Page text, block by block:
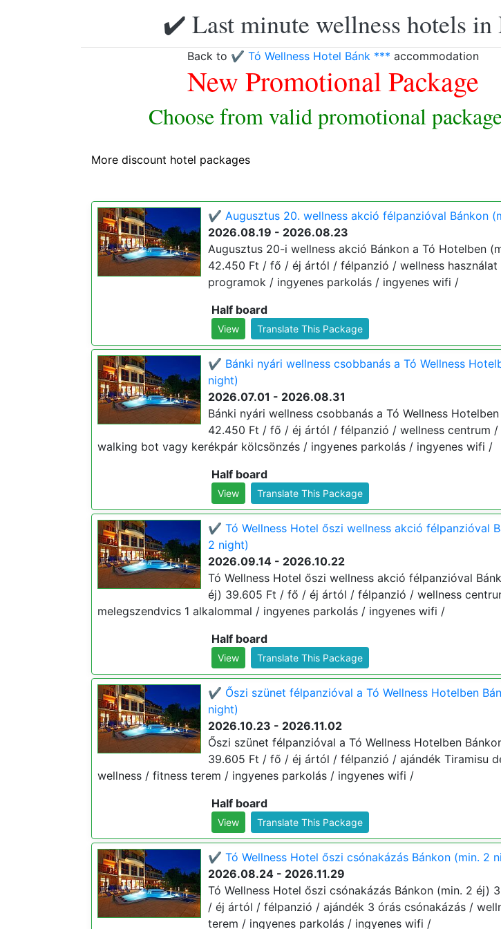
✔️ Last minute wellness hotels in
Back to ✔️ Tó Wellness Hotel Bánk *** accommodation
New Promotional Package
Choose from valid promotional
More discount hotel packages
✔️ Augusztus 20. wellness akció félpanzióval Bánkon
2026.08.19 - 2026.08.23
Augusztus 20-i wellness akció Bánkon a Tó Hotelben
42.450 Ft / fő / éj ártól / félpanzió / wellness használat
programok / ingyenes parkolás / ingyenes wifi /
Half board
View Translate This Package
✔️ Bánki nyári wellness csobbanás a Tó Wellness
night)
2026.07.01 - 2026.08.31
Bánki nyári wellness csobbanás a Tó Wellness
42.450 Ft / fő / éj ártól / félpanzió / wellness centrum /
walking bot vagy kerékpár kölcsönzés / ingyenes parkolás / ingyenes wifi /
Half board
View Translate This Package
✔️ Tó Wellness Hotel őszi wellness akció félpanzióval
2 night)
2026.09.14 - 2026.10.22
Tó Wellness Hotel őszi wellness akció félpanzióval
éj) 39.605 Ft / fő / éj ártól / félpanzió / wellness
melegszendvics 1 alkalommal / ingyenes parkolás / ingyenes wifi /
Half board
View Translate This Package
✔️ Őszi szünet félpanzióval a Tó Wellness Hotelben
night)
2026.10.23 - 2026.11.02
Őszi szünet félpanzióval a Tó Wellness Hotelben
39.605 Ft / fő / éj ártól / félpanzió / ajándék Tiramisu
wellness / fitness terem / ingyenes parkolás / ingyenes wifi /
Half board
View Translate This Package
✔️ Tó Wellness Hotel őszi csónakázás Bánkon (min. 2
2026.08.24 - 2026.11.29
Tó Wellness Hotel őszi csónakázás Bánkon (min. 2 éj)
/ éj ártól / félpanzió / ajándék 3 órás csónakázás /
terem / ingyenes parkolás / ingyenes wifi /